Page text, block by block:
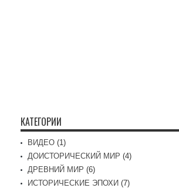
КАТЕГОРИИ
ВИДЕО(1)
ДОИСТОРИЧЕСКИЙ МИР (4)
ДРЕВНИЙ МИР (6)
ИСТОРИЧЕСКИЕ ЭПОХИ (7)